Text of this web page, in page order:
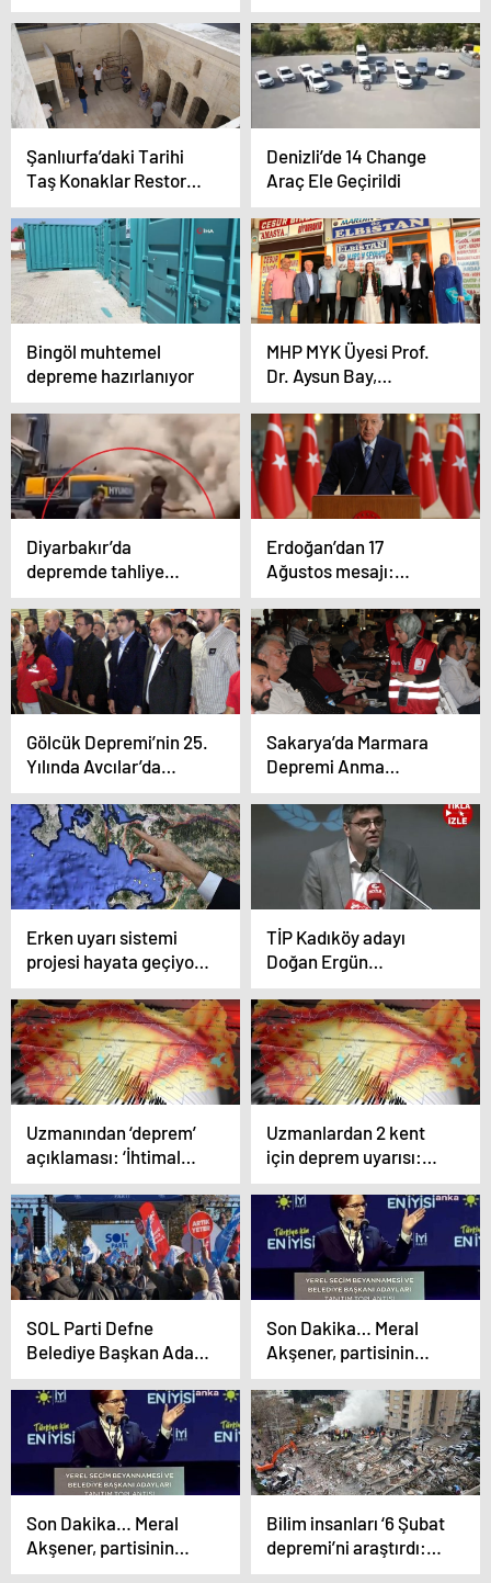
Şanlıurfa’daki Tarihi
Taş Konaklar Restore
Edilecek
Denizli’de 14 Change
Araç Ele Geçirildi
Bingöl muhtemel
depreme hazırlanıyor
MHP MYK Üyesi Prof.
Dr. Aysun Bay,
Malatya’da Temaslarda
Bulundu
Diyarbakır’da
depremde tahliye
edilen bina yıkım
sırasında çöktü
Erdoğan’dan 17
Ağustos mesajı:
Türkiye’nin deprem
tehdidi altındaki bir
ülke olduğu gerçeğini
hiçbir zaman
aklımızdan çıkarmadık
Gölcük Depremi’nin 25.
Yılında Avcılar’da
Anma Töreni
Sakarya’da Marmara
Depremi Anma
Programı Düzenlendi
Erken uyarı sistemi
projesi hayata geçiyor:
Depremi önceden
haber verecek
TİP Kadıköy adayı
Doğan Ergün
Cumhuriyet TV’de
anlattı: ‘Ne iyi ki
Kadıköy’de solun
renkleri mücadele
ediyor’
Uzmanından ‘deprem’
açıklaması: ‘İhtimal
çok yüksek…’
Uzmanlardan 2 kent
için deprem uyarısı:
‘6’nın üzerinde
bekleniyor…’
SOL Parti Defne
Belediye Başkan Adayı
Serbay Mansuroğlu:
Depremzede yalnız
değil sosyalistler var
Son Dakika… Meral
Akşener, partisinin
seçim beyannamesini
açıkladı
Son Dakika… Meral
Akşener, partisinin
seçim beyannamesini
Bilim insanları ‘6 Şubat
depremi’ni araştırdı:
‘Bu bölgelerden uzak